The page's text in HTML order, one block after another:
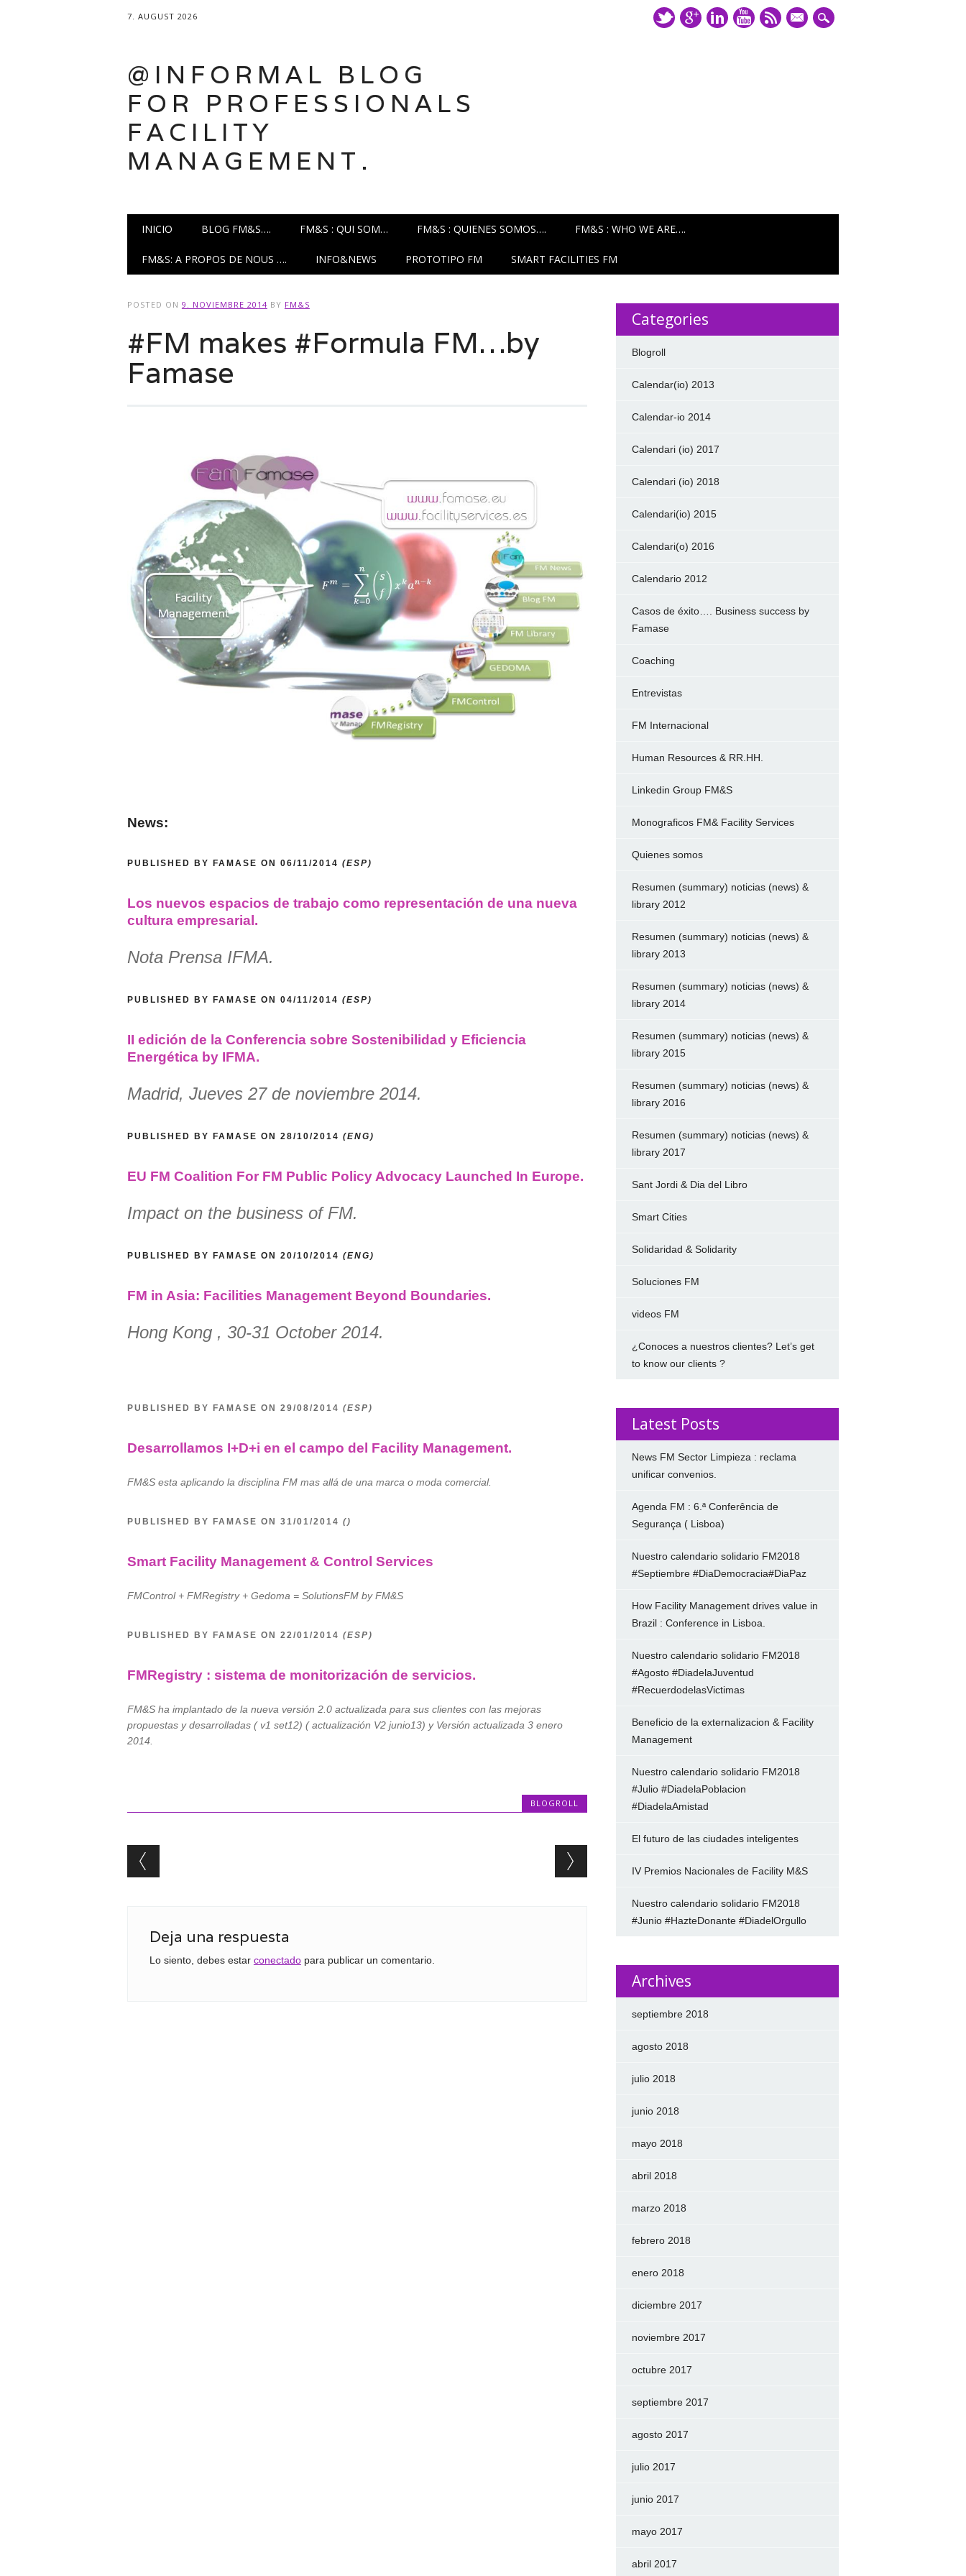
7. AUGUST 2026
mail
@INFORMAL BLOG
FOR PROFESSIONALS
FACILITY
MANAGEMENT.
Main menu
INICIO BLOG FM&S…. FM&S : QUI SOM… FM&S : QUIENES SOMOS…. FM&S : WHO WE ARE….
FM&S: A PROPOS DE NOUS …. INFO&NEWS PROTOTIPO FM SMART FACILITIES FM
POSTED ON 9. NOVIEMBRE 2014 BY FM&S
#FM makes #Formula FM…by
Famase
News:
PUBLISHED BY FAMASE ON 06/11/2014 (ESP)
Los nuevos espacios de trabajo como representación de una nueva
cultura empresarial.
Nota Prensa IFMA.
PUBLISHED BY FAMASE ON 04/11/2014 (ESP)
II edición de la Conferencia sobre Sostenibilidad y Eficiencia
Energética by IFMA.
Madrid, Jueves 27 de noviembre 2014.
PUBLISHED BY FAMASE ON 28/10/2014 (ENG)
EU FM Coalition For FM Public Policy Advocacy Launched In Europe.
Impact on the business of FM.
PUBLISHED BY FAMASE ON 20/10/2014 (ENG)
FM in Asia: Facilities Management Beyond Boundaries.
Hong Kong , 30-31 October 2014.
PUBLISHED BY FAMASE ON 29/08/2014 (ESP)
Desarrollamos I+D+i en el campo del Facility Management.
FM&S esta aplicando la disciplina FM mas allá de una marca o moda comercial.
PUBLISHED BY FAMASE ON 31/01/2014 ()
Smart Facility Management & Control Services
FMControl + FMRegistry + Gedoma = SolutionsFM by FM&S
PUBLISHED BY FAMASE ON 22/01/2014 (ESP)
FMRegistry : sistema de monitorización de servicios.
FM&S ha implantado de la nueva versión 2.0 actualizada para sus clientes con las mejoras
propuestas y desarrolladas ( v1 set12) ( actualización V2 junio13) y Versión actualizada 3 enero
2014.
BLOGROLL
Post navigation
Deja una respuesta
Lo siento, debes estar conectadopara publicar un comentario.
Categories
Blogroll
Calendar(io) 2013
Calendar-io 2014
Calendari (io) 2017
Calendari (io) 2018
Calendari(io) 2015
Calendari(o) 2016
Calendario 2012
Casos de éxito…. Business success by
Famase
Coaching
Entrevistas
FM Internacional
Human Resources & RR.HH.
Linkedin Group FM&S
Monograficos FM& Facility Services
Quienes somos
Resumen (summary) noticias (news) &
library 2012
Resumen (summary) noticias (news) &
library 2013
Resumen (summary) noticias (news) &
library 2014
Resumen (summary) noticias (news) &
library 2015
Resumen (summary) noticias (news) &
library 2016
Resumen (summary) noticias (news) &
library 2017
Sant Jordi & Dia del Libro
Smart Cities
Solidaridad & Solidarity
Soluciones FM
videos FM
¿Conoces a nuestros clientes? Let’s get
to know our clients ?
Latest Posts
News FM Sector Limpieza : reclama
unificar convenios.
Agenda FM : 6.ª Conferência de
Segurança ( Lisboa)
Nuestro calendario solidario FM2018
#Septiembre #DiaDemocracia#DiaPaz
How Facility Management drives value in
Brazil : Conference in Lisboa.
Nuestro calendario solidario FM2018
#Agosto #DiadelaJuventud
#RecuerdodelasVictimas
Beneficio de la externalizacion & Facility
Management
Nuestro calendario solidario FM2018
#Julio #DiadelaPoblacion
#DiadelaAmistad
El futuro de las ciudades inteligentes
IV Premios Nacionales de Facility M&S
Nuestro calendario solidario FM2018
#Junio #HazteDonante #DiadelOrgullo
Archives
septiembre 2018
agosto 2018
julio 2018
junio 2018
mayo 2018
abril 2018
marzo 2018
febrero 2018
enero 2018
diciembre 2017
noviembre 2017
octubre 2017
septiembre 2017
agosto 2017
julio 2017
junio 2017
mayo 2017
abril 2017